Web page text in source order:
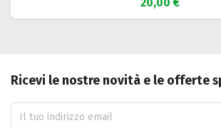
Ricevi le nostre novità e le offerte